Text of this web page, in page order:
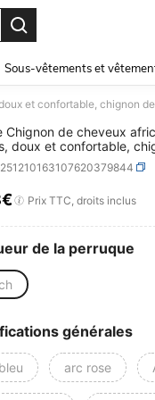
Sous-vêtements et
Chignon de cheveux
doux et confortable,
enfants, toucher doux,
aux filles, avec élasticité
AND
Prix TTC, droits inclus
de la perruque
générales
arc rose